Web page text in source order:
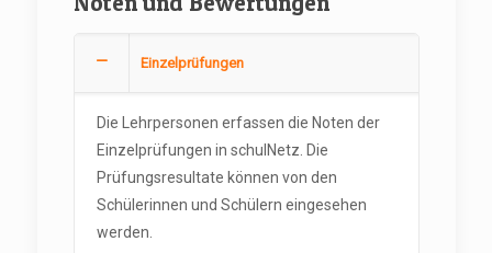
Einzelprüfungen
Die Lehrpersonen erfassen die Noten der
Einzelprüfungen in schulNetz. Die
Prüfungsresultate können von den
Schülerinnen und Schülern eingesehen
werden.